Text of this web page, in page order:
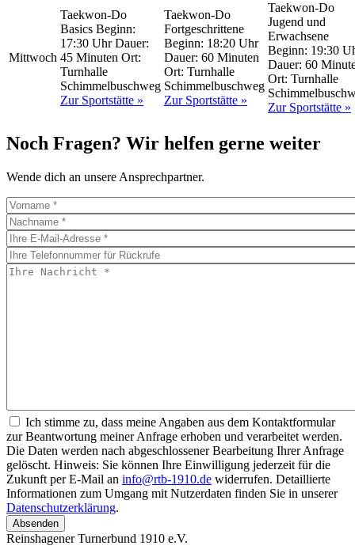
Mittwoch
Taekwon-Do
Basics Beginn:
17:30 Uhr Dauer:
45 Minuten Ort:
Turnhalle
Schimmelbuschweg
Zur Sportstätte »
Taekwon-Do
Fortgeschrittene
Beginn: 18:20 Uhr
Dauer: 60 Minuten
Ort: Turnhalle
Schimmelbuschweg
Zur Sportstätte »
Taekwon-Do
Jugend und
Erwachsene
Beginn: 19:30
Dauer: 60
Ort: Turnhalle
Zur Sportstätte »
Noch Fragen? Wir helfen gerne weiter
Wende dich an unsere Ansprechpartner.
Ich stimme zu, dass meine Angaben aus dem Kontaktformular
zur Beantwortung meiner Anfrage erhoben und verarbeitet werden.
Die Daten werden nach abgeschlossener Bearbeitung Ihrer Anfrage
gelöscht. Hinweis: Sie können Ihre Einwilligung jederzeit für die
Zukunft per E-Mail an info@rtb-1910.de widerrufen. Detaillierte
Informationen zum Umgang mit Nutzerdaten finden Sie in unserer
Datenschutzerklärung.
Reinshagener Turnerbund 1910 e.V.